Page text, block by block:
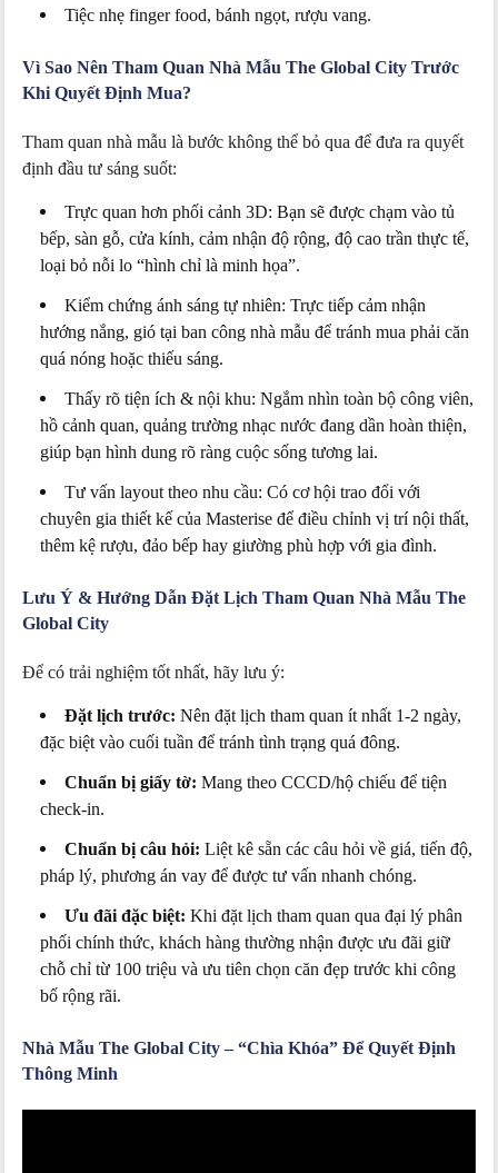
Tiệc nhẹ finger food, bánh ngọt, rượu vang.
Vì Sao Nên Tham Quan Nhà Mẫu The Global City Trước
Khi Quyết Định Mua?
Tham quan nhà mẫu là bước không thể bỏ qua để đưa ra quyết
định đầu tư sáng suốt:
Trực quan hơn phối cảnh 3D: Bạn sẽ được chạm vào tủ
bếp, sàn gỗ, cửa kính, cảm nhận độ rộng, độ cao trần thực tế,
loại bỏ nỗi lo “hình chỉ là minh họa”.
Kiểm chứng ánh sáng tự nhiên: Trực tiếp cảm nhận
hướng nắng, gió tại ban công nhà mẫu để tránh mua phải căn
quá nóng hoặc thiếu sáng.
Thấy rõ tiện ích & nội khu: Ngắm nhìn toàn bộ công viên,
hồ cảnh quan, quảng trường nhạc nước đang dần hoàn thiện,
giúp bạn hình dung rõ ràng cuộc sống tương lai.
Tư vấn layout theo nhu cầu: Có cơ hội trao đổi với
chuyên gia thiết kế của Masterise để điều chỉnh vị trí nội thất,
thêm kệ rượu, đảo bếp hay giường phù hợp với gia đình.
Lưu Ý & Hướng Dẫn Đặt Lịch Tham Quan Nhà Mẫu The
Global City
Để có trải nghiệm tốt nhất, hãy lưu ý:
Đặt lịch trước: Nên đặt lịch tham quan ít nhất 1-2 ngày,
đặc biệt vào cuối tuần để tránh tình trạng quá đông.
Chuẩn bị giấy tờ: Mang theo CCCD/hộ chiếu để tiện
check-in.
Chuẩn bị câu hỏi: Liệt kê sẵn các câu hỏi về giá, tiến độ,
pháp lý, phương án vay để được tư vấn nhanh chóng.
Ưu đãi đặc biệt: Khi đặt lịch tham quan qua đại lý phân
phối chính thức, khách hàng thường nhận được ưu đãi giữ
chỗ chỉ từ 100 triệu và ưu tiên chọn căn đẹp trước khi công
bố rộng rãi.
Nhà Mẫu The Global City – “Chìa Khóa” Để Quyết Định
Thông Minh